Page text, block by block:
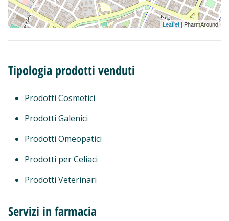
Leaflet| PharmAround
Tipologia prodotti venduti
Prodotti Cosmetici
Prodotti Galenici
Prodotti Omeopatici
Prodotti per Celiaci
Prodotti Veterinari
Servizi in farmacia